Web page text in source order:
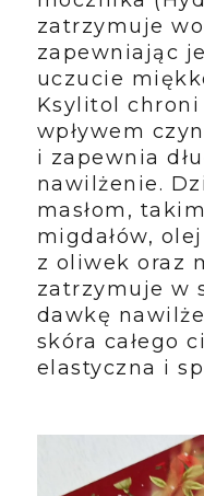
zatrzymuje
zapewniając
uczucie
Ksylitol
wpływem
i zapewnia
nawilżenie.
masłom,
migdałów,
z oliwek oraz
zatrzymuje w
dawkę
skóra całego
elastyczna i